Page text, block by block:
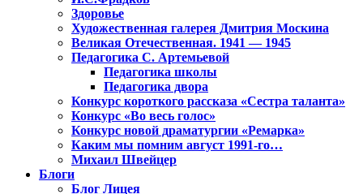
Здоровье
Художественная галерея Дмитрия Москина
Великая Отечественная. 1941 — 1945
Педагогика С. Артемьевой
Педагогика школы
Педагогика двора
Конкурс короткого рассказа «Сестра таланта»
Конкурс «Во весь голос»
Конкурс новой драматургии «Ремарка»
Каким мы помним август 1991-го…
Михаил Швейцер
Блоги
Блог Лицея